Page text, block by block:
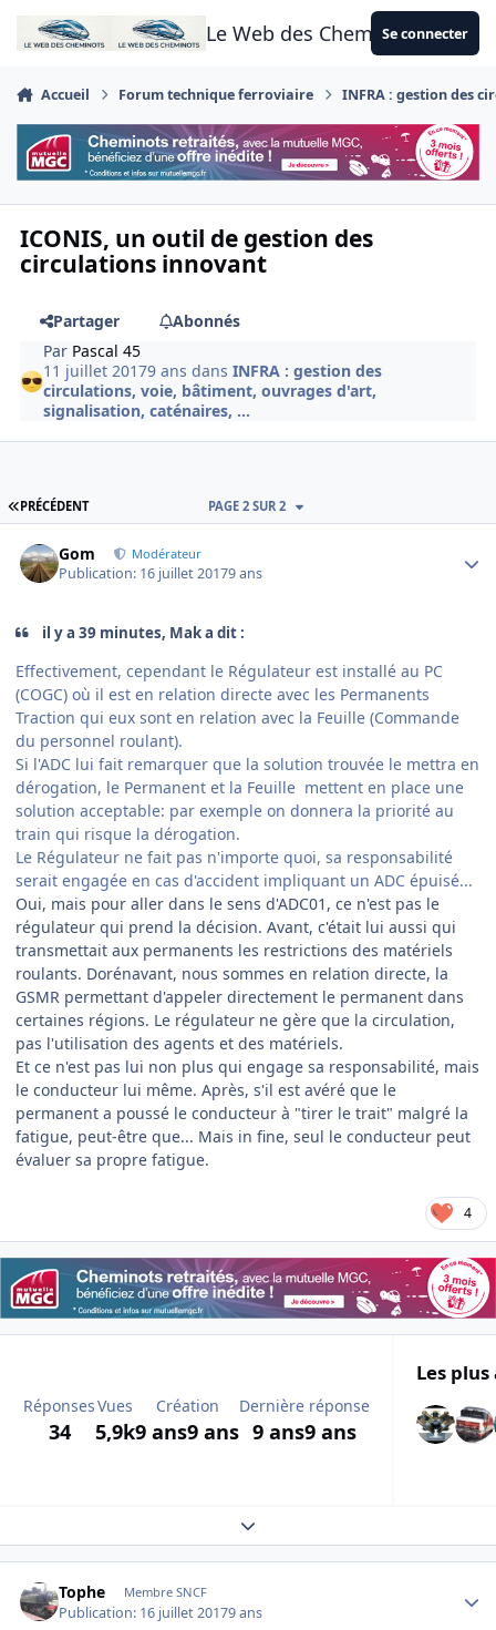
Aller au contenu
Le Web des CheminotsSe connecter
Accueil Forum technique ferroviaire INFRA : gestion des
ICONIS, un outil de gestion des
circulations innovant
Partager
Abonnés
Par Pascal 45
11 juillet 20179 ans dansINFRA : gestion des
circulations, voie, bâtiment, ouvrages d'art,
signalisation, caténaires, ...
PREMIÈRE PAGE
PRÉCÉDENT PAGE 2 SUR 2
Gom Modérateur
Publication: 16 juillet 20179 ans
il y a 39 minutes, Mak a dit :
Effectivement, cependant le Régulateur est installé au PC
(COGC) où il est en relation directe avec les Permanents
Traction qui eux sont en relation avec la Feuille (Commande
du personnel roulant).
Si l'ADC lui fait remarquer que la solution trouvée le mettra en
dérogation, le Permanent et la Feuille mettent en place une
solution acceptable: par exemple on donnera la priorité au
train qui risque la dérogation.
Le Régulateur ne fait pas n'importe quoi, sa responsabilité
serait engagée en cas d'accident impliquant un ADC épuisé...
Oui, mais pour aller dans le sens d'ADC01, ce n'est pas le
régulateur qui prend la décision. Avant, c'était lui aussi qui
transmettait aux permanents les restrictions des matériels
roulants. Dorénavant, nous sommes en relation directe, la
GSMR permettant d'appeler directement le permanent dans
certaines régions. Le régulateur ne gère que la circulation,
pas l'utilisation des agents et des matériels.
Et ce n'est pas lui non plus qui engage sa responsabilité, mais
le conducteur lui même. Après, s'il est avéré que le
permanent a poussé le conducteur à "tirer le trait" malgré la
fatigue, peut-être que... Mais in fine, seul le conducteur peut
évaluer sa propre fatigue.
4
Réponses
34
Vues
5,9k
Création
9 ans9 ans
Dernière réponse
9 ans9 ans
Les
Expand topic overview
Tophe Membre SNCF
Publication: 16 juillet 20179 ans